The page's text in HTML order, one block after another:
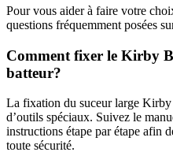
Pour vous aider à faire votre
questions fréquemment posées
Comment fixer le Kirby
batteur?
La fixation du suceur large Kirby
d’outils spéciaux. Suivez le
instructions étape par étape afin
toute sécurité.